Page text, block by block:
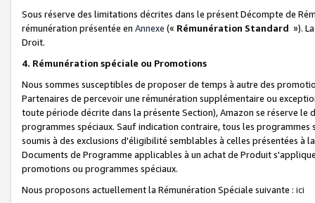
Sous réserve des limitations décrites dans le présent Décompte de
rémunération présentée en Annexe (« Rémunération Standard »).
Droit.
4. Rémunération spéciale ou Promotions
Nous sommes susceptibles de proposer de temps à autre des
Partenaires de percevoir une rémunération supplémentaire ou
toute période décrite dans la présente Section), Amazon se réserve
programmes spéciaux. Sauf indication contraire, tous les
soumis à des exclusions d'éligibilité semblables à celles présentées à
Documents de Programme applicables à un achat de Produit
promotions ou programmes spéciaux.
Nous proposons actuellement la Rémunération Spéciale suivante : ici